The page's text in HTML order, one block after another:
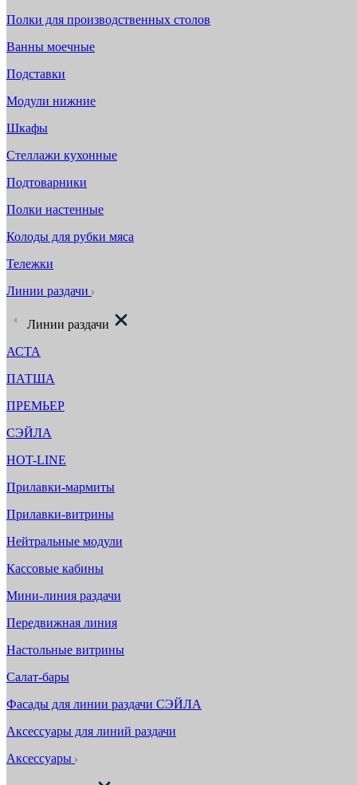
Полки для производственных столов
Ванны моечные
Подставки
Модули нижние
Шкафы
Стеллажи кухонные
Подтоварники
Полки настенные
Колоды для рубки мяса
Тележки
Линии раздачи
Линии раздачи
АСТА
ПАТША
ПРЕМЬЕР
СЭЙЛА
HOT-LINE
Прилавки-мармиты
Прилавки-витрины
Нейтральные модули
Кассовые кабины
Мини-линия раздачи
Передвижная линия
Настольные витрины
Салат-бары
Фасады для линии раздачи СЭЙЛА
Аксессуары для линий раздачи
Аксессуары